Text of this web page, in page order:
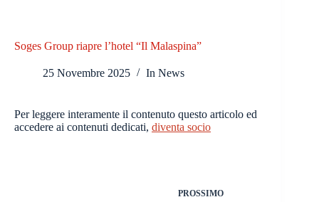
Soges Group riapre l’hotel “Il Malaspina”
25 Novembre 2025 In News
Per leggere interamente il contenuto questo articolo ed
accedere ai contenuti dedicati, diventa socio
PROSSIMO